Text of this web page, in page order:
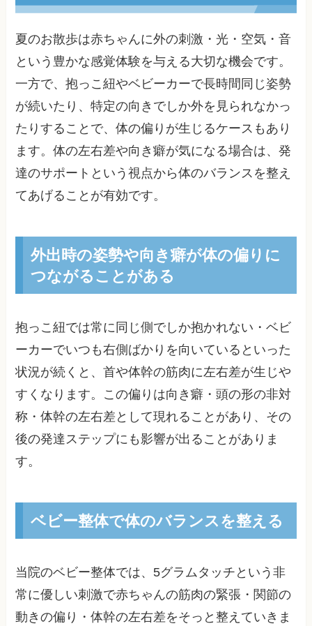
夏のお散歩は赤ちゃんに外の刺激・光・空気・音
という豊かな感覚体験を与える大切な機会です。
一方で、抱っこ紐やベビーカーで長時間同じ姿勢
が続いたり、特定の向きでしか外を見られなかっ
たりすることで、体の偏りが生じるケースもあり
ます。体の左右差や向き癖が気になる場合は、発
達のサポートという視点から体のバランスを整え
てあげることが有効です。
外出時の姿勢や向き癖が体の偏りに
つながることがある
抱っこ紐では常に同じ側でしか抱かれない・ベビ
ーカーでいつも右側ばかりを向いているといった
状況が続くと、首や体幹の筋肉に左右差が生じや
すくなります。この偏りは向き癖・頭の形の非対
称・体幹の左右差として現れることがあり、その
後の発達ステップにも影響が出ることがありま
す。
ベビー整体で体のバランスを整える
当院のベビー整体では、5グラムタッチという非
常に優しい刺激で赤ちゃんの筋肉の緊張・関節の
動きの偏り・体幹の左右差をそっと整えていきま